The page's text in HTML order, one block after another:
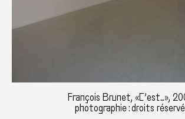
François Brunet, «C’est…»,
photographie : droits